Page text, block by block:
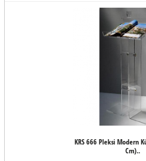
KRS 666 Pleksi Modern
Cm)..